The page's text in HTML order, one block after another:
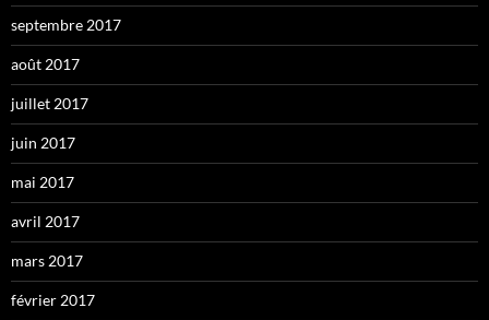
septembre 2017
août 2017
juillet 2017
juin 2017
mai 2017
avril 2017
mars 2017
février 2017